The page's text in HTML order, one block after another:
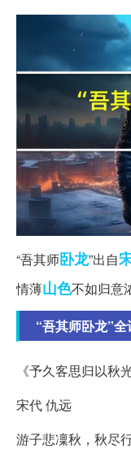
“吾其师卧龙”出自
情薄山色不如归意
“吾其师卧龙”全
《予久客思归以秋
宋代 仇远
游子悲凜秋，秋尽行